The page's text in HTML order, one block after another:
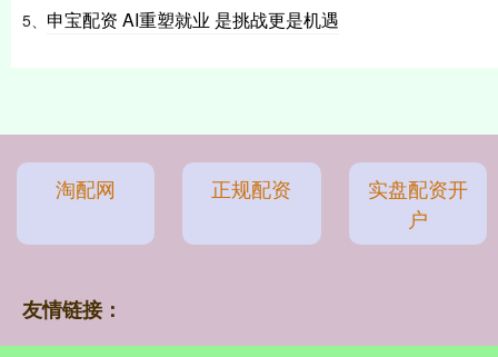
5、 申宝配资 AI重塑就业 是挑战更是机遇
淘配网 正规配资
实盘配资开
户
友情链接：